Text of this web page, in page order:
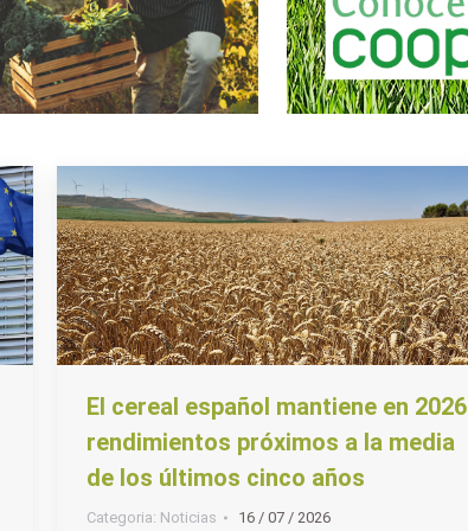
El cereal español mantiene en 2026
rendimientos próximos a la media
de los últimos cinco años
Categoria: Noticias 16 / 07 / 2026